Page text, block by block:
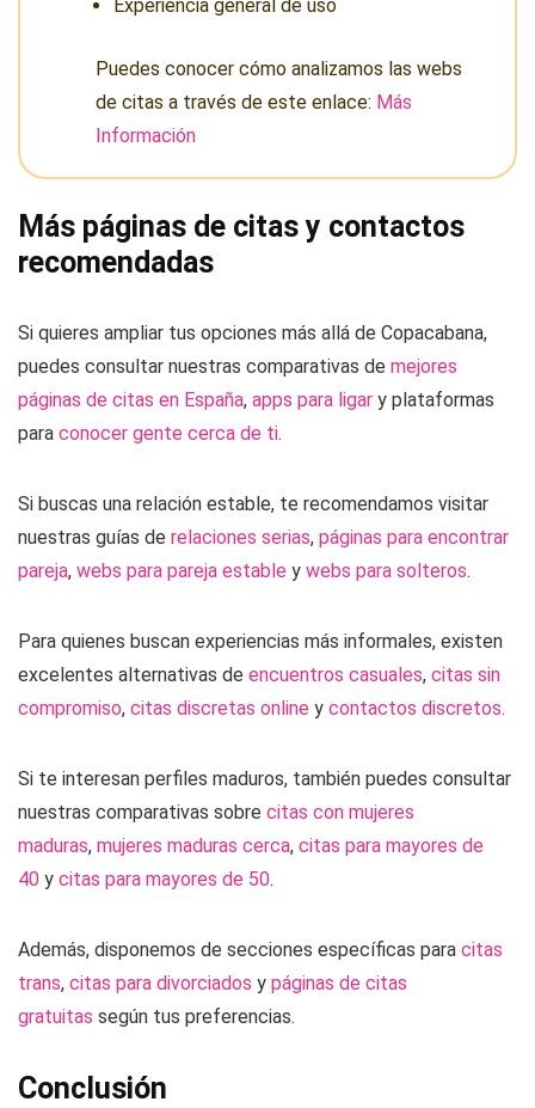
Experiencia general de uso
Puedes conocer cómo analizamos las webs
de citas a través de este enlace: Más
Información
Más páginas de citas y contactos
recomendadas
Si quieres ampliar tus opciones más allá de Copacabana,
puedes consultar nuestras comparativas de mejores
páginas de citas en España, apps para ligar y plataformas
para conocer gente cerca de ti.
Si buscas una relación estable, te recomendamos visitar
nuestras guías de relaciones serias, páginas para encontrar
pareja, webs para pareja estable y webs para solteros.
Para quienes buscan experiencias más informales, existen
excelentes alternativas de encuentros casuales, citas sin
compromiso, citas discretas online y contactos discretos.
Si te interesan perfiles maduros, también puedes consultar
nuestras comparativas sobre citas con mujeres
maduras, mujeres maduras cerca, citas para mayores de
40 y citas para mayores de 50.
Además, disponemos de secciones específicas para citas
trans, citas para divorciados y páginas de citas
gratuitas según tus preferencias.
Conclusión